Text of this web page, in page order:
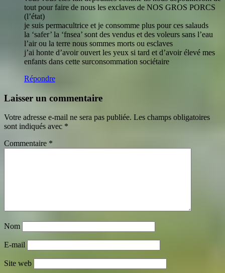
tout pour faire de nous les exclaves de NOS GROS PORCS
(l’état)
je suis permacultrice et je consomme plus pour ces salauds
la ‘safer’ la ‘fnsea’ sont des vendus et des voleurs sans l’eau
l’air ou la terre nous sommes morts ou esclaves
j’ai honte d’avoir ouvert les yeux si tard et d’avoir élevé mes
enfants dans cette surconsommation sociétaire
Répondre
Laisser un commentaire
Votre adresse e-mail ne sera pas publiée. Les champs obligatoires
sont indiqués avec *
Commentaire *
Nom
E-mail
Site web